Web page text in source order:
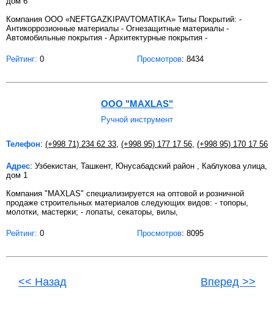
Компания OOO «NEFTGAZKIPAVTOMATIKA» Типы Покрытий: -
Антикоррозионные материалы - Огнезащитные материалы -
Автомобильные покрытия - Архитектурные покрытия -
Рейтинг: 0 Просмотров: 8434
ООО "MAXLAS"
Ручной инструмент
Телефон: (+998 71) 234 62 33 (+998 95) 177 17 56 (+998 95) 170 17 56
Адрес: Узбекистан, Ташкент, Юнусабадский район , Каблукова улица,
дом 1
Компания "MAXLAS" специализируется на оптовой и розничной
продаже строительных материалов следующих видов: - топоры,
молотки, мастерки; - лопаты, секаторы, вилы,
Рейтинг: 0 Просмотров: 8095
<< Назад Вперед >>